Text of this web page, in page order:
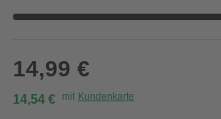
14,99 €
14,54 € mit Kundenkarte